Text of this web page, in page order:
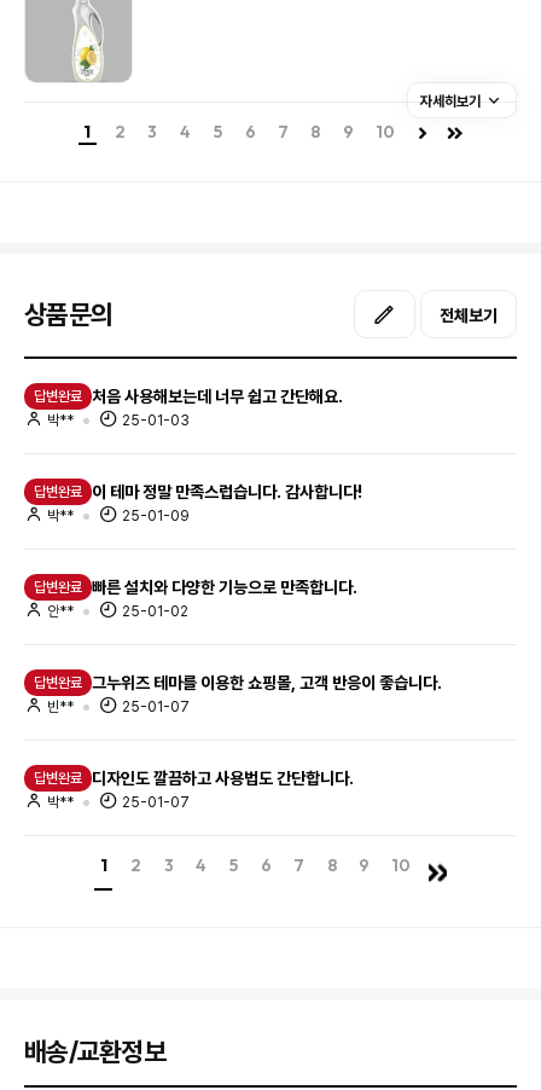
자세히보기
1 2 3 4 5 6 7 8 9 10
상품문의 전체보기
답변완료 처음 사용해보는데 너무 쉽고 간단해요.
박** 25-01-03
답변완료 이 테마 정말 만족스럽습니다. 감사합니다!
박** 25-01-09
답변완료 빠른 설치와 다양한 기능으로 만족합니다.
안** 25-01-02
답변완료 그누위즈 테마를 이용한 쇼핑몰, 고객 반응이 좋습니다.
빈** 25-01-07
답변완료 디자인도 깔끔하고 사용법도 간단합니다.
박** 25-01-07
1 2 3 4 5 6 7 8 9 10
배송/교환정보